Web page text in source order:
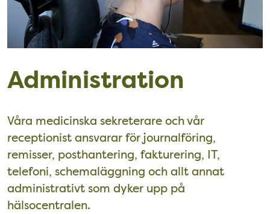
Administration
Våra medicinska sekreterare och vår
receptionist ansvarar för journalföring,
remisser, posthantering, fakturering, IT,
telefoni, schemaläggning och allt annat
administrativt som dyker upp på
hälsocentralen.